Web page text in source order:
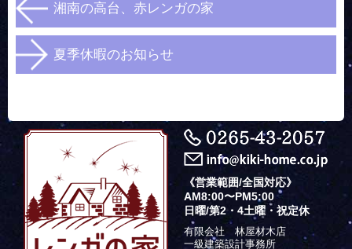
湘南の高台、赤レンガの家
夏季休暇のお知らせ
《営業範囲/全国対応》
AM8:00〜PM5:00
日曜/第2・4土曜・祝定休
有限会社 林屋材木店
一級建築設計事務所